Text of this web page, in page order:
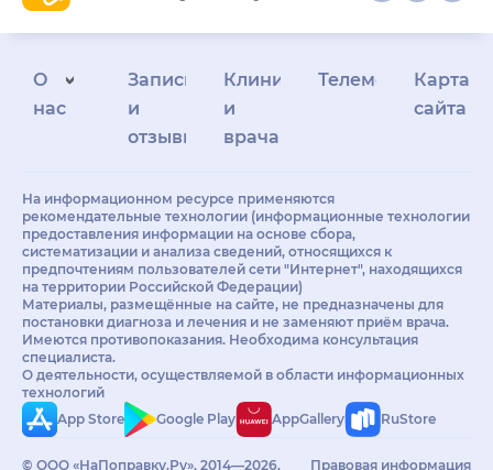
О
нас
Запись
и
отзывы
Клиникам
и
врачам
Телемедицина
Карта
сайта
На информационном ресурсе применяются
рекомендательные технологии (информационные технологии
предоставления информации на основе сбора,
систематизации и анализа сведений, относящихся к
предпочтениям пользователей сети "Интернет", находящихся
на территории Российской Федерации)
Материалы, размещённые на сайте, не предназначены для
постановки диагноза и лечения и не заменяют приём врача.
Имеются противопоказания. Необходима консультация
специалиста.
О деятельности, осуществляемой в области информационных
технологий
App Store
Google Play AppGallery RuStore
© ООО «НаПоправку.Ру», 2014—2026.
Правовая информация